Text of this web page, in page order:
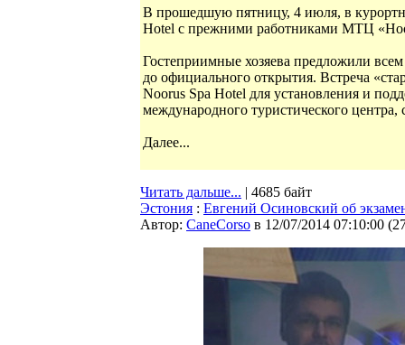
В прошедшую пятницу, 4 июля, в
Hotel с прежними работниками МТЦ
Гостеприимные хозяева предложили всем
до официального открытия. Встреча
Noorus Spa Hotel для установления и
международного туристического центра,
Далее...
Читать дальше... | 4685 байт
Эстония : Евгений Осиновский об
Автор: CaneCorso в 12/07/2014 07:10:00 (